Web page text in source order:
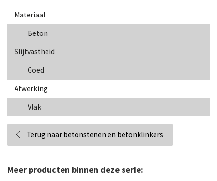
Materiaal
Beton
Slijtvastheid
Goed
Afwerking
Vlak
Terug naar betonstenen en betonklinkers
Meer producten binnen deze serie: